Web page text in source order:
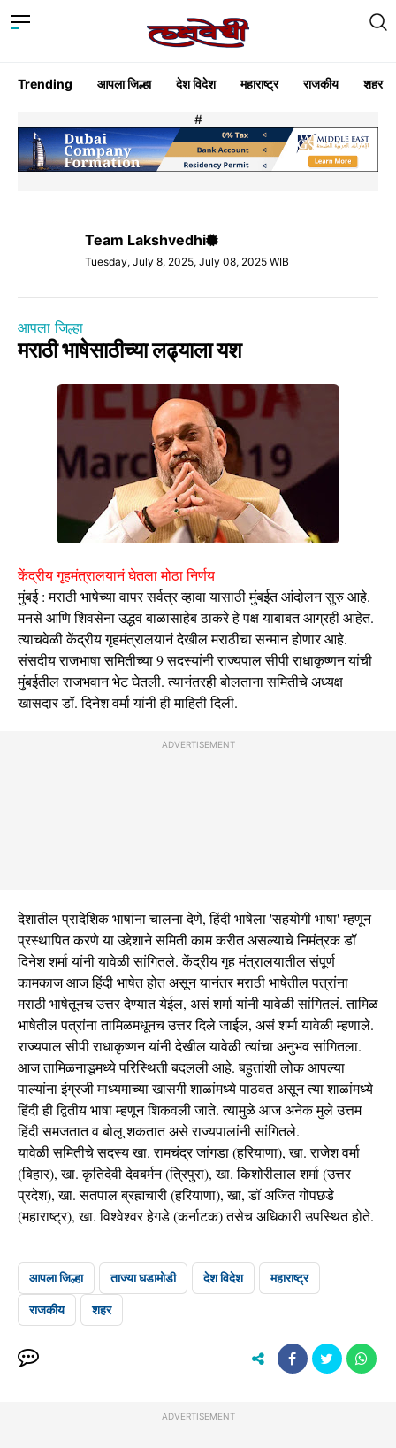
Trending आपला जिल्हा देश विदेश महाराष्ट्र राजकीय शहर
#
Team Lakshvedhi
Tuesday, July 8, 2025, July 08, 2025 WIB
आपला जिल्हा
मराठी भाषेसाठीच्या लढ्याला यश
केंद्रीय गृहमंत्रालयानं घेतला मोठा निर्णय
मुंबई : मराठी भाषेच्या वापर सर्वत्र व्हावा यासाठी मुंबईत आंदोलन सुरु आहे.
मनसे आणि शिवसेना उद्धव बाळासाहेब ठाकरे हे पक्ष याबाबत आग्रही आहेत.
त्याचवेळी केंद्रीय गृहमंत्रालयानं देखील मराठीचा सन्मान होणार आहे.
संसदीय राजभाषा समितीच्या 9 सदस्यांनी राज्यपाल सीपी राधाकृष्णन यांची
मुंबईतील राजभवान भेट घेतली. त्यानंतरही बोलताना समितीचे अध्यक्ष
खासदार डॉ. दिनेश वर्मा यांनी ही माहिती दिली.
ADVERTISEMENT
देशातील प्रादेशिक भाषांना चालना देणे, हिंदी भाषेला 'सहयोगी भाषा' म्हणून
प्रस्थापित करणे या उद्देशाने समिती काम करीत असल्याचे निमंत्रक डॉ
दिनेश शर्मा यांनी यावेळी सांगितले. केंद्रीय गृह मंत्रालयातील संपूर्ण
कामकाज आज हिंदी भाषेत होत असून यानंतर मराठी भाषेतील पत्रांना
मराठी भाषेतूनच उत्तर देण्यात येईल, असं शर्मा यांनी यावेळी सांगितलं. तामिळ
भाषेतील पत्रांना तामिळमधूनच उत्तर दिले जाईल, असं शर्मा यावेळी म्हणाले.
राज्यपाल सीपी राधाकृष्णन यांनी देखील यावेळी त्यांचा अनुभव सांगितला.
आज तामिळनाडूमध्ये परिस्थिती बदलली आहे. बहुतांशी लोक आपल्या
पाल्यांना इंग्रजी माध्यमाच्या खासगी शाळांमध्ये पाठवत असून त्या शाळांमध्ये
हिंदी ही द्वितीय भाषा म्हणून शिकवली जाते. त्यामुळे आज अनेक मुले उत्तम
हिंदी समजतात व बोलू शकतात असे राज्यपालांनी सांगितले.
यावेळी समितीचे सदस्य खा. रामचंद्र जांगडा (हरियाणा), खा. राजेश वर्मा
(बिहार), खा. कृतिदेवी देवबर्मन (त्रिपुरा), खा. किशोरीलाल शर्मा (उत्तर
प्रदेश), खा. सतपाल ब्रह्मचारी (हरियाणा), खा, डॉ अजित गोपछडे
(महाराष्ट्र), खा. विश्वेश्वर हेगडे (कर्नाटक) तसेच अधिकारी उपस्थित होते.
आपला जिल्हा ताज्या घडामोडी देश विदेश महाराष्ट्र
राजकीय शहर
ADVERTISEMENT